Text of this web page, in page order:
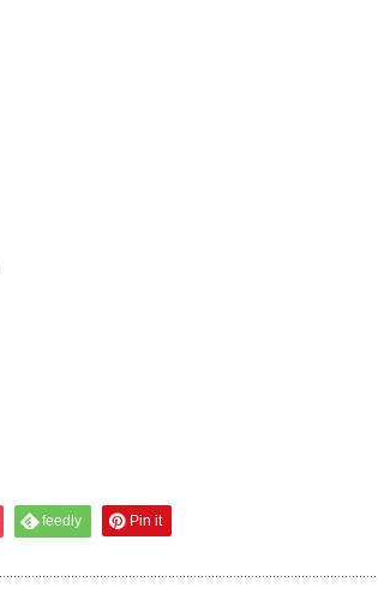
feedly Pin it